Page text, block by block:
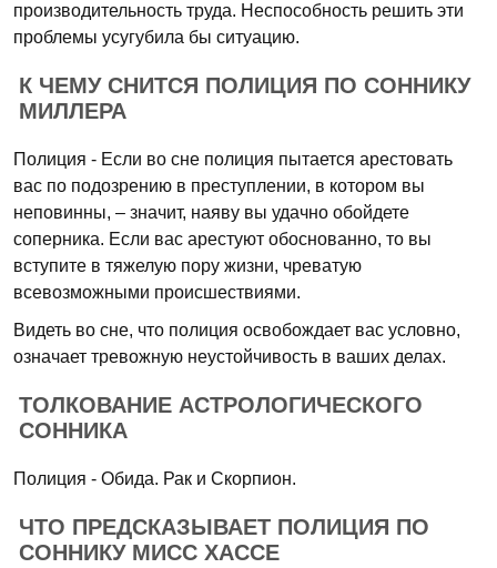
производительность труда. Неспособность решить эти
проблемы усугубила бы ситуацию.
К ЧЕМУ СНИТСЯ ПОЛИЦИЯ ПО СОННИКУ
МИЛЛЕРА
Полиция - Если во сне полиция пытается арестовать
вас по подозрению в преступлении, в котором вы
неповинны, – значит, наяву вы удачно обойдете
соперника. Если вас арестуют обоснованно, то вы
вступите в тяжелую пору жизни, чреватую
всевозможными происшествиями.
Видеть во сне, что полиция освобождает вас условно,
означает тревожную неустойчивость в ваших делах.
ТОЛКОВАНИЕ АСТРОЛОГИЧЕСКОГО
СОННИКА
Полиция - Обида. Рак и Скорпион.
ЧТО ПРЕДСКАЗЫВАЕТ ПОЛИЦИЯ ПО
СОННИКУ МИСС ХАССЕ